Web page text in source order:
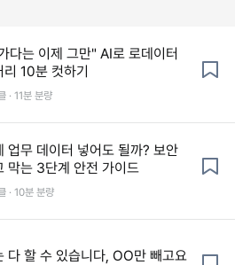
다는 이제 그만" AI로 로데이터
리 10분 컷하기
· 11분 분량
업무 데이터 넣어도 될까? 보안
막는 3단계 안전 가이드
· 10분 분량
다 할 수 있습니다, OO만 빼고요